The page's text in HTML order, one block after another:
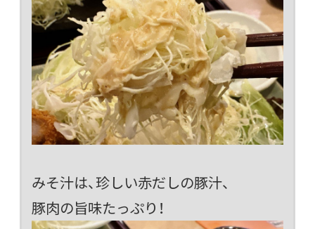
みそ汁は、珍しい赤だしの豚汁、
豚肉の旨味たっぷり！